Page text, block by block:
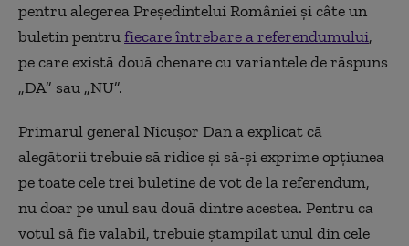
pentru alegerea Președintelui României şi câte un
buletin pentrufiecare întrebare a referendumului,
pe care există două chenare cu variantele de răspuns
„DA” sau „NU”.
Primarul general Nicuşor Dan a explicat că
alegătorii trebuie să ridice şi să-şi exprime opţiunea
pe toate cele trei buletine de vot de la referendum,
nu doar pe unul sau două dintre acestea. Pentru ca
votul să fie valabil, trebuie ștampilat unul din cele